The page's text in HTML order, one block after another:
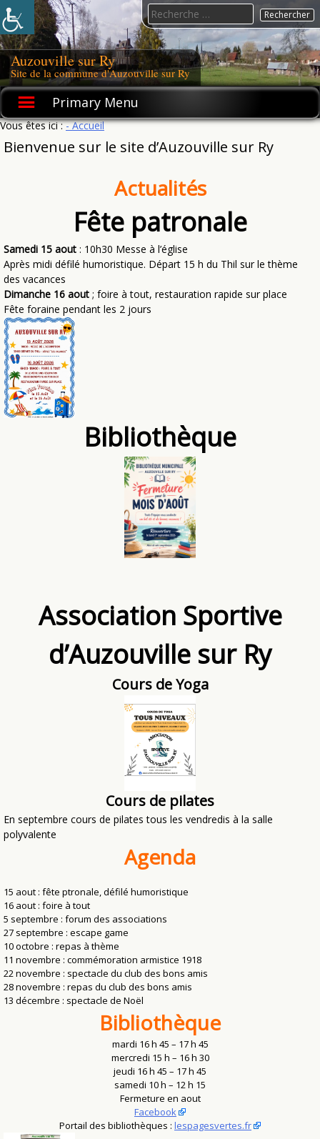
Skip
to
content
Auzouville sur Ry
Site de la commune d'Auzouville sur Ry
Primary Menu
Search
for:
Vous êtes ici :- Accueil
Bienvenue sur le site d’Auzouville sur Ry
Actualités
Fête patronale
Samedi 15 aout : 10h30 Messe à l’église
Après midi défilé humoristique. Départ 15 h du Thil sur le thème
des vacances
Dimanche 16 aout ; foire à tout, restauration rapide sur place
Fête foraine pendant les 2 jours
Bibliothèque
Association Sportive
d’Auzouville sur Ry
Cours de Yoga
Cours de pilates
En septembre cours de pilates tous les vendredis à la salle
polyvalente
Agenda
15 aout : fête ptronale, défilé humoristique
16 aout : foire à tout
5 septembre : forum des associations
27 septembre : escape game
10 octobre : repas à thème
11 novembre : commémoration armistice 1918
22 novembre : spectacle du club des bons amis
28 novembre : repas du club des bons amis
13 décembre : spectacle de Noël
Bibliothèque
mardi 16 h 45 – 17 h 45
mercredi 15 h – 16 h 30
jeudi 16 h 45 – 17 h 45
samedi 10 h – 12 h 15
Fermeture en aout
Facebook
Portail des bibliothèques : lespagesvertes.fr